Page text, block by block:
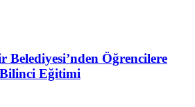
Öğrencilere
Bilinci Eğitimi